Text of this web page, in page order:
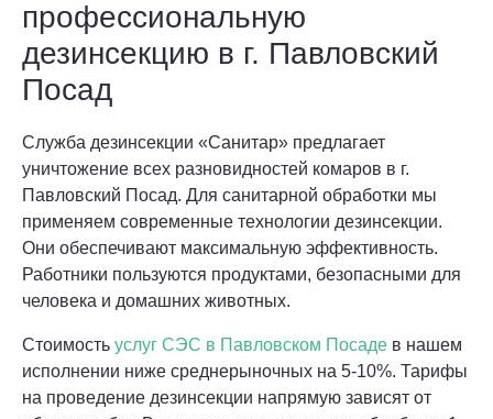
профессиональную
дезинсекцию в г. Павловский
Посад
Служба дезинсекции «Санитар» предлагает
уничтожение всех разновидностей комаров в г.
Павловский Посад. Для санитарной обработки мы
применяем современные технологии дезинсекции.
Они обеспечивают максимальную эффективность.
Работники пользуются продуктами, безопасными для
человека и домашних животных.
Стоимость услуг СЭС в Павловском Посаде в нашем
исполнении ниже среднерыночных на 5-10%. Тарифы
на проведение дезинсекции напрямую зависят от